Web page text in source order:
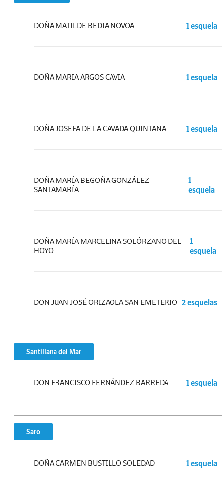
DOÑA MATILDE BEDIA NOVOA 1 esquela
DOÑA MARIA ARGOS CAVIA 1 esquela
DOÑA JOSEFA DE LA CAVADA QUINTANA 1 esquela
DOÑA MARÍA BEGOÑA GONZÁLEZ
SANTAMARÍA
1
esquela
DOÑA MARÍA MARCELINA SOLÓRZANO DEL
HOYO
1
esquela
DON JUAN JOSÉ ORIZAOLA SAN EMETERIO 2 esquelas
Santillana del Mar
DON FRANCISCO FERNÁNDEZ BARREDA 1 esquela
Saro
DOÑA CARMEN BUSTILLO SOLEDAD 1 esquela